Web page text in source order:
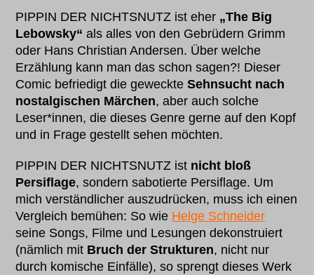
PIPPIN DER NICHTSNUTZ ist eher „The Big
Lebowsky“ als alles von den Gebrüdern Grimm
oder Hans Christian Andersen. Über welche
Erzählung kann man das schon sagen?! Dieser
Comic befriedigt die geweckteSehnsucht nach
nostalgischen Märchen, aber auch solche
Leser*innen, die dieses Genre gerne auf den Kopf
und in Frage gestellt sehen möchten.
PIPPIN DER NICHTSNUTZ ist nicht bloß
Persiflage, sondern sabotierte Persiflage. Um
mich verständlicher auszudrücken, muss ich einen
Vergleich bemühen: So wie Helge Schneider
seine Songs, Filme und Lesungen dekonstruiert
(nämlich mit Bruch der Strukturen, nicht nur
durch komische Einfälle), so sprengt dieses Werk